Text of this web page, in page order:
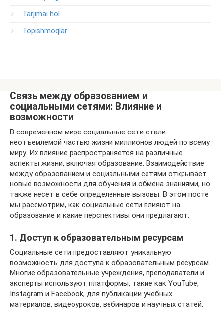
Tarjimai hol
Topishmoqlar
Связь между образованием и
социальными сетями: Влияние и
возможности
В современном мире социальные сети стали
неотъемлемой частью жизни миллионов людей по всему
миру. Их влияние распространяется на различные
аспекты жизни, включая образование. Взаимодействие
между образованием и социальными сетями открывает
новые возможности для обучения и обмена знаниями, но
также несет в себе определенные вызовы. В этом посте
мы рассмотрим, как социальные сети влияют на
образование и какие перспективы они предлагают.
1. Доступ к образовательным ресурсам
Социальные сети предоставляют уникальную
возможность для доступа к образовательным ресурсам.
Многие образовательные учреждения, преподаватели и
эксперты используют платформы, такие как YouTube,
Instagram и Facebook, для публикации учебных
материалов, видеоуроков, вебинаров и научных статей.